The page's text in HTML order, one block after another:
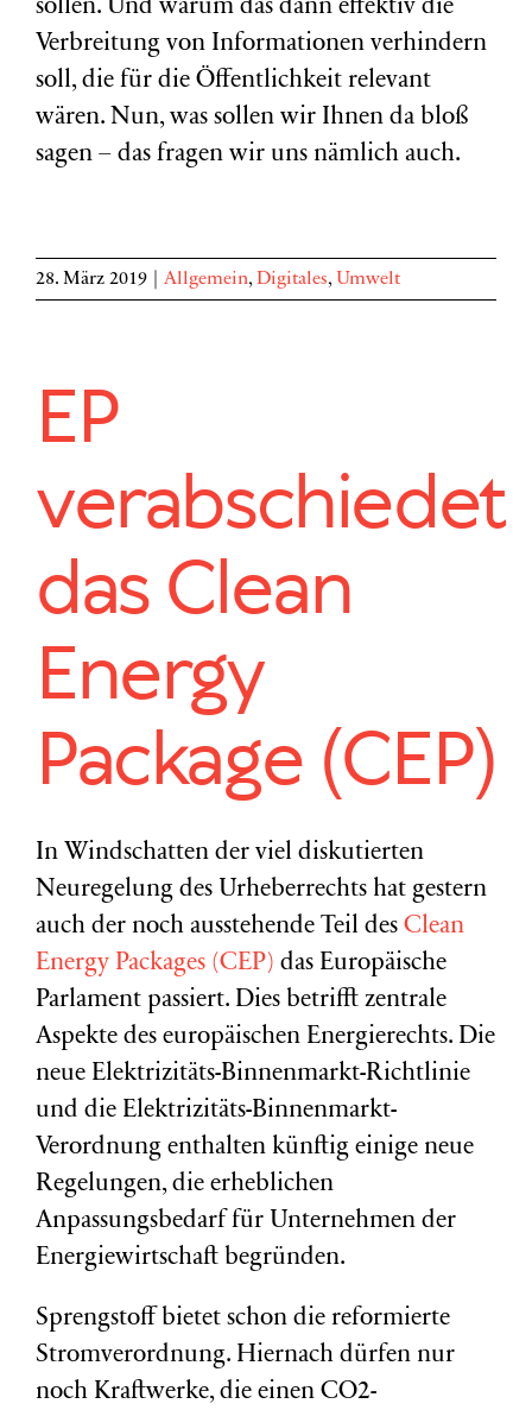
sollen. Und warum das dann effektiv die
Verbreitung von Informationen verhindern
soll, die für die Öffentlichkeit relevant
wären. Nun, was sollen wir Ihnen da bloß
sagen – das fragen wir uns nämlich auch.
28. März 2019 Allgemein, Digitales, Umwelt
EP
verabschiedet
das Clean
Energy
Package (CEP)
In Windschatten der viel diskutierten
Neuregelung des Urheberrechts hat gestern
auch der noch ausstehende Teil des Clean
Energy Packages (CEP) das Europäische
Parlament passiert. Dies betrifft zentrale
Aspekte des europäischen Energierechts. Die
neue Elektrizitäts-Binnenmarkt-Richtlinie
und die Elektrizitäts-Binnenmarkt-
Verordnung enthalten künftig einige neue
Regelungen, die erheblichen
Anpassungsbedarf für Unternehmen der
Energiewirtschaft begründen.
Sprengstoff bietet schon die reformierte
Stromverordnung. Hiernach dürfen nur
noch Kraftwerke, die einen CO2-